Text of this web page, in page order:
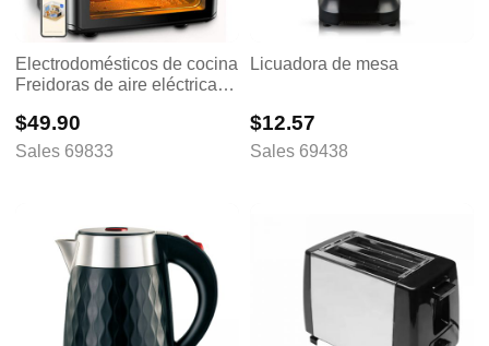
Electrodomésticos de cocina
Freidoras de aire eléctricas
Procesador de alimentos
Utensilios para hornear
$49.90
Sales 69833
Licuadora de mesa
$12.57
Sales 69438